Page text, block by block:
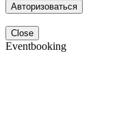
Авторизоваться
Close
Eventbooking